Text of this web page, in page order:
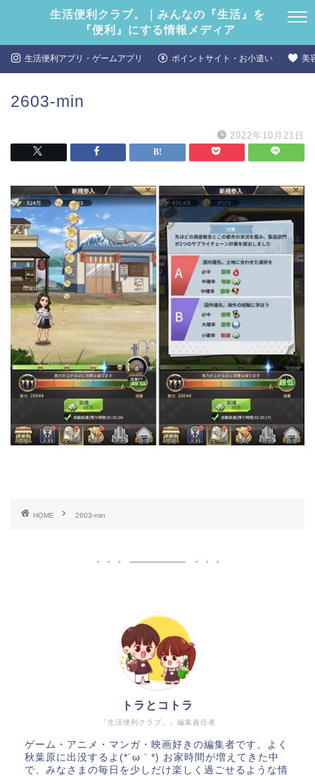
生活便利クラブ。｜みんなの『生活』を
『便利』にする情報メディア
生活便利アプリ・ゲームアプリ ポイントサイト・お小遣い 美
2603-min
2022年10月21日
HOME 2603-min
『生活便利クラブ。』編集責任者
トラとコトラ
ゲーム・アニメ・マンガ・映画好きの編集者です。よく
秋葉原に出没するよ(*´ω｀*) お家時間が増えてきた中
で、みなさまの毎日を少しだけ楽しく過ごせるような情